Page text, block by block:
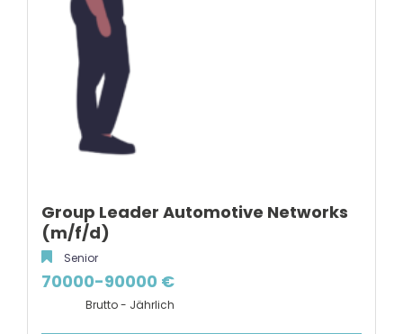
Group Leader Automotive Networks
(m/f/d)
Senior
70000-90000 €
Brutto - Jährlich